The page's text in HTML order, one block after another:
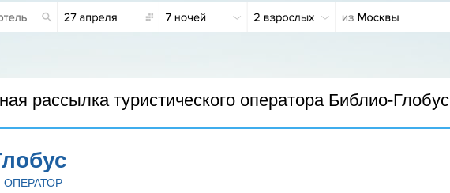
рассылка туристического оператора Библио-Глобус
ОПЕРАТОР